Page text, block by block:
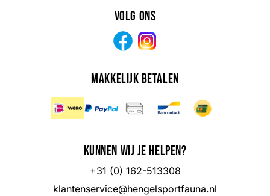
Volg ons
Facebook
Makkelijk betalen
Kunnen wij je helpen?
+31 (0) 162-513308
klantenservice@hengelsportfauna.nl